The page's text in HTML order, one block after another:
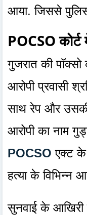
आया. जिससे
POCSO
गुजरात की
आरोपी प्रवासी
साथ रेप और उसकी
आरोपी का नाम
POCSO एक्ट
हत्या के विभिन्न
सुनवाई के आखिरी